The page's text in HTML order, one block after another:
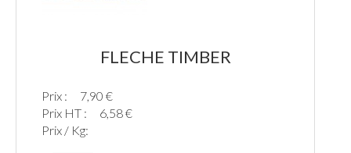
FLECHE TIMBER
Prix :
7,90 €
Prix HT :
6,58 €
Prix / Kg: